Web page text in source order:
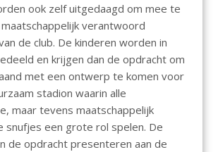
ook zelf uitgedaagd om mee te
verantwoord
de club. De kinderen worden in
en krijgen dan de opdracht om
met een ontwerp te komen voor
stadion waarin alle
maar tevens maatschappelijk
snufjes een grote rol spelen. De
de opdracht presenteren aan de